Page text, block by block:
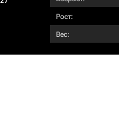
Рост:
Вес: